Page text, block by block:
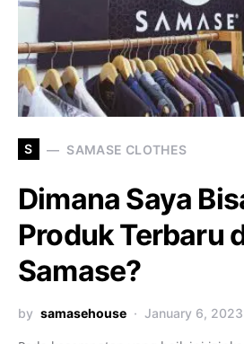
S SAMASE CLOTHES
Dimana Saya
Produk Terbaru
Samase?
by samasehouse January 6, 2023